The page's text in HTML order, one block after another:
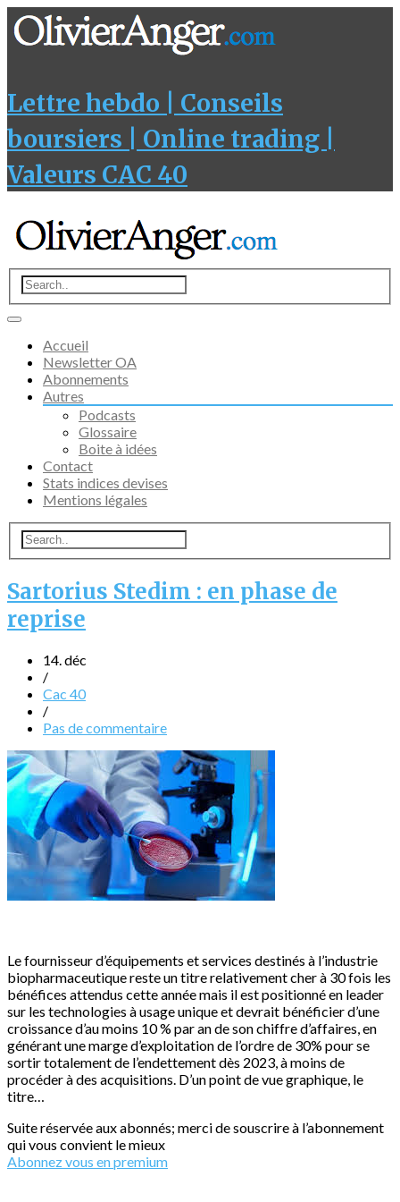
Lettre hebdo | Conseils
boursiers | Online trading |
Valeurs CAC 40
Accueil
Newsletter OA
Abonnements
Autres
Podcasts
Glossaire
Boite à idées
Contact
Stats indices devises
Mentions légales
Sartorius Stedim : en phase de
reprise
14. déc
/
Cac 40
/
Pas de commentaire
Le fournisseur d’équipements et services destinés à l’industrie
biopharmaceutique reste un titre relativement cher à 30 fois les
bénéfices attendus cette année mais il est positionné en leader
sur les technologies à usage unique et devrait bénéficier d’une
croissance d’au moins 10 % par an de son chiffre d’affaires, en
générant une marge d’exploitation de l’ordre de 30% pour se
sortir totalement de l’endettement dès 2023, à moins de
procéder à des acquisitions. D’un point de vue graphique, le
titre…
Suite réservée aux abonnés; merci de souscrire à l’abonnement
qui vous convient le mieux
Abonnez vous en premium